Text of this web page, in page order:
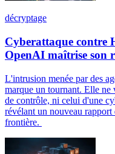
décryptage
Cyberattaque contre
OpenAI maîtrise son
L'intrusion menée par des
marque un tournant. Elle
de contrôle, ni celui d'une
révélant un nouveau rapport
frontière.